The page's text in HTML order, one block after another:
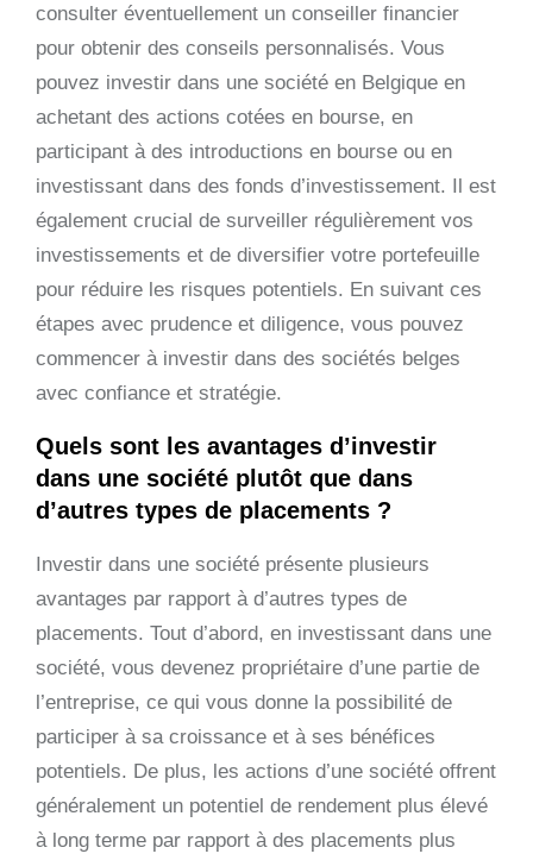
consulter éventuellement un conseiller financier
pour obtenir des conseils personnalisés. Vous
pouvez investir dans une société en Belgique en
achetant des actions cotées en bourse, en
participant à des introductions en bourse ou en
investissant dans des fonds d’investissement. Il est
également crucial de surveiller régulièrement vos
investissements et de diversifier votre portefeuille
pour réduire les risques potentiels. En suivant ces
étapes avec prudence et diligence, vous pouvez
commencer à investir dans des sociétés belges
avec confiance et stratégie.
Quels sont les avantages d’investir
dans une société plutôt que dans
d’autres types de placements ?
Investir dans une société présente plusieurs
avantages par rapport à d’autres types de
placements. Tout d’abord, en investissant dans une
société, vous devenez propriétaire d’une partie de
l’entreprise, ce qui vous donne la possibilité de
participer à sa croissance et à ses bénéfices
potentiels. De plus, les actions d’une société offrent
généralement un potentiel de rendement plus élevé
à long terme par rapport à des placements plus